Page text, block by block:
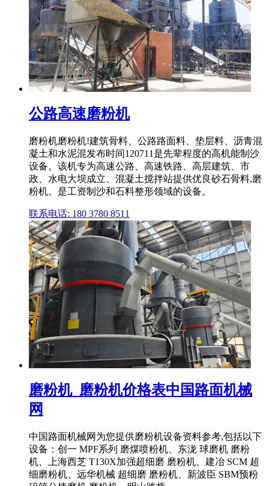
公路高速磨粉机
磨粉机磨粉机!建筑骨料、公路路面料、垫层料、沥青混
凝土和水泥混发布时间120711是先辈程度的高机能制沙
设备。该机专为高速公路、高速铁路、高层建筑、市
政、水电大坝成立、混凝土搅拌站提供优良砂石骨料,磨
粉机。是工资制沙和石料整形领域的设备。
联系电话: 180 3780 8511
磨粉机_磨粉机价格表中国路面机械
网
中国路面机械网为您提供磨粉机设备资料参考,包括以下
设备：创一 MPF系列 磨煤喷粉机、东泷 球磨机 磨粉
机、上海西芝 T130X加强超细磨 磨粉机、建冶 SCM 超
细磨粉机、远华机械 超细磨 磨粉机、新波臣 SBM预粉